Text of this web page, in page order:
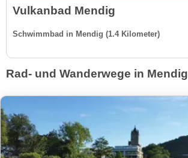
Vulkanbad Mendig
Schwimmbad in Mendig (1.4 Kilometer)
Rad- und Wanderwege in Mendig